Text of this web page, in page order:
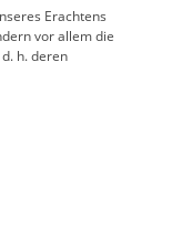
Erachtens
vor allem die
h. deren